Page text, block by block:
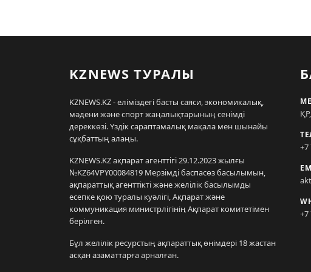
KZNEWS ТУРАЛЫ
KZNEWS.KZ - еліміздегі басты саяси, экономикалық,
мәдени және спорт жаңалықтарының сенімді
дереккөзі. Үздік сараптамалық мақала мен шынайы
сұқбаттың алаңы.
KZNEWS.KZ ақпарат агенттігі 29.12.2023 жылғы
№KZ64VPY00084819 Мерзімді баспасөз басылымын,
ақпараттық агенттікті және желілік басылымды
есепке қою туралы куәлігі, Ақпарат және
коммуникация министрлігінің Ақпарат комитетімен
берілген.
Бұл желілік ресурстың ақпараттық өнімдері 18 жастан
асқан азаматтарға арналған.
+7
+7